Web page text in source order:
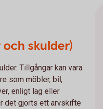
skulder)
Tillgångar kan vara
som möbler, bil,
enligt lag eller
det gjorts ett arvskifte